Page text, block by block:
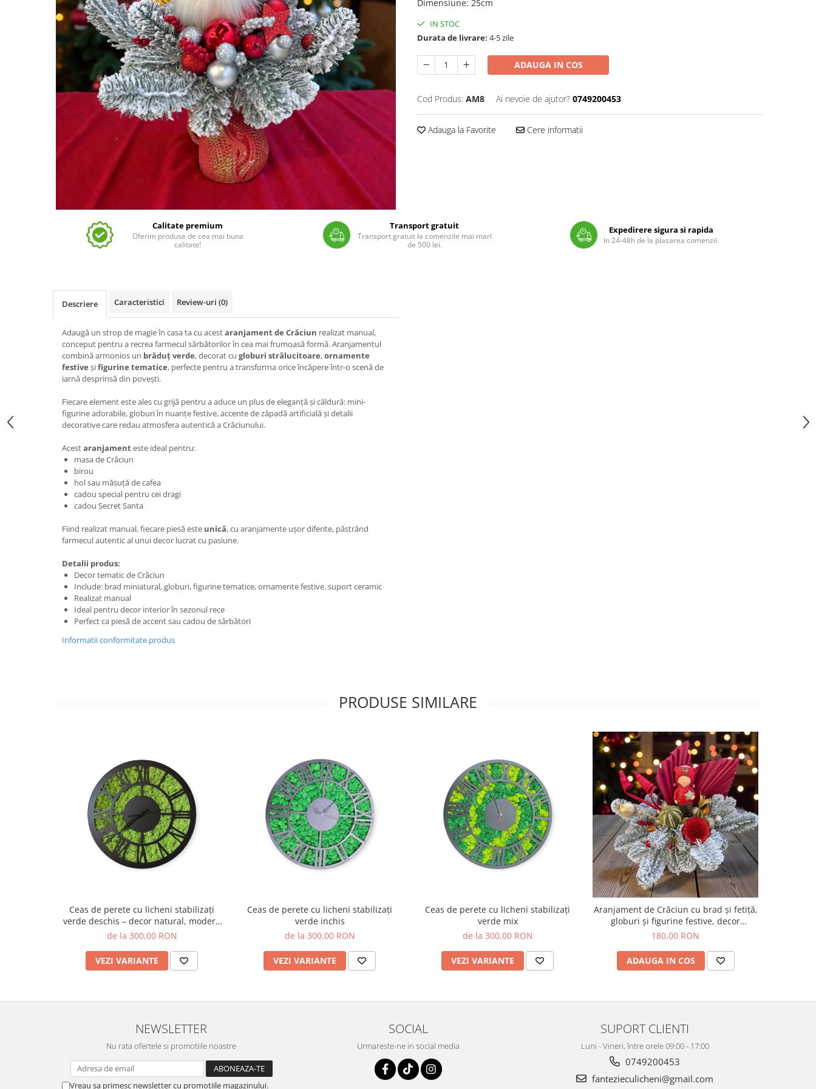
Dimensiune: 25cm
IN STOC
Durata de livrare: 4-5 zile
ADAUGA IN COS
Cod Produs: AM8 Ai nevoie de ajutor? 0749200453
Adauga la Favorite Cere informatii
Calitate premium
Oferim produse de cea mai buna
calitate!
Transport gratuit
Transport gratuit la comenzile mai mari
de 500 lei.
Expedirere sigura si rapida
In 24-48h de la plasarea comenzii.
Descriere Caracteristici Review-uri (0)
Adaugă un strop de magie în casa ta cu acestaranjament de Crăciun realizat manual,
conceput pentru a recrea farmecul sărbătorilor în cea mai frumoasă formă. Aranjamentul
combină armonios un brăduț verde, decorat cu globuri strălucitoare,ornamente
festive șifigurine tematice, perfecte pentru a transforma orice încăpere într-o scenă de
iarnă desprinsă din povești.
Fiecare element este ales cu grijă pentru a aduce un plus de eleganță și căldură: mini-
figurine adorabile, globuri în nuanțe festive, accente de zăpadă artificială și detalii
decorative care redau atmosfera autentică a Crăciunului.
Acestaranjamenteste ideal pentru:
masa de Crăciun
birou
hol sau măsuță de cafea
cadou special pentru cei dragi
cadou Secret Santa
Fiind realizat manual, fiecare piesă este unică, cu aranjamente ușor diferite, păstrând
farmecul autentic al unui decor lucrat cu pasiune.
Detalii produs:
Decor tematic de Crăciun
Include: brad miniatural, globuri, figurine tematice, ornamente festive, suport ceramic
Realizat manual
Ideal pentru decor interior în sezonul rece
Perfect ca piesă de accent sau cadou de sărbători
Informatii conformitate produs
PRODUSE SIMILARE
Ceas de perete cu licheni stabilizați
verde deschis – decor natural, modern
și unic
de la 300,00 RON
VEZI VARIANTE
Ceas de perete cu licheni stabilizați
verde inchis
de la 300,00 RON
VEZI VARIANTE
Ceas de perete cu licheni stabilizați
verde mix
de la 300,00 RON
VEZI VARIANTE
Aranjament de Crăciun cu brad și fetiță,
globuri și figurine festive, decor
handmade, tematică de sărbători
180,00 RON
ADAUGA IN COS
NEWSLETTER
Nu rata ofertele si promotiile noastre
Vreau sa primesc newsletter cu promotiile magazinului.
SOCIAL
Urmareste-ne in social media
SUPORT CLIENTI
Luni - Vineri, între orele 09:00 - 17:00
0749200453
fantezieculicheni@gmail.com